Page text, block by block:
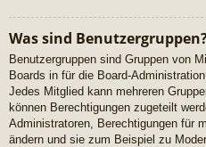
Was sind
Benutzergruppen sind Gruppen von
Boards in für die Board-
Jedes Mitglied kann mehreren
können Berechtigungen zugeteilt
Administratoren, Berechtigungen für
ändern und sie zum Beispiel zu